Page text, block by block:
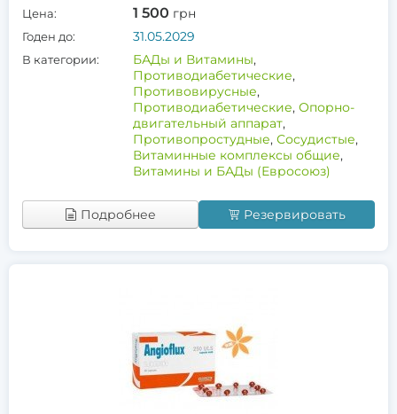
Цена: 1 500 грн
Годен до: 31.05.2029
В категории: БАДы и Витамины,
Противодиабетические,
Противовирусные,
Противодиабетические, Опорно-
двигательный аппарат,
Противопростудные, Сосудистые,
Витаминные комплексы общие,
Витамины и БАДы (Евросоюз)
Подробнее Резервировать